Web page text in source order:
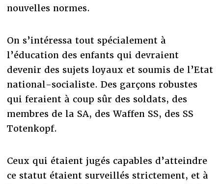
nouvelles normes.
On s’intéressa tout spécialement à
l’éducation des enfants qui devraient
devenir des sujets loyaux et soumis de l’Etat
national-socialiste. Des garçons robustes
qui feraient à coup sûr des soldats, des
membres de la SA, des Waffen SS, des SS
Totenkopf.
Ceux qui étaient jugés capables d’atteindre
ce statut étaient surveillés strictement, et à